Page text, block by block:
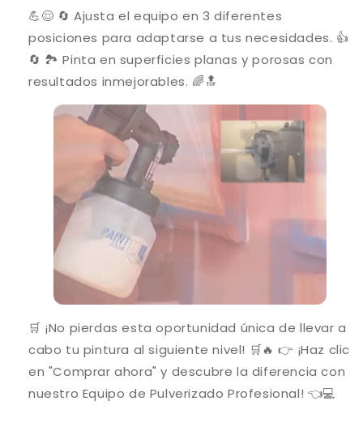
💪😌 🔄 Ajusta el equipo en 3 diferentes
posiciones para adaptarse a tus necesidades. 👍
🔄 🏞️ Pinta en superficies planas y porosas con
resultados inmejorables. 🌈🔝
🛒 ¡No pierdas esta oportunidad única de llevar a
cabo tu pintura al siguiente nivel! 🛒🔥 👉 ¡Haz clic
en "Comprar ahora" y descubre la diferencia con
nuestro Equipo de Pulverizado Profesional! 👈💻